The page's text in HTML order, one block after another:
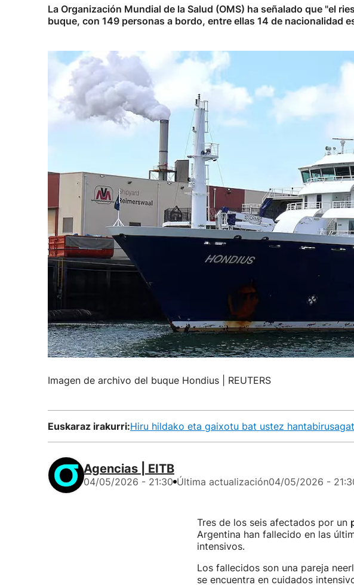
La Organización Mundial de la Salud (OMS) ha señalado que "el
buque, con 149 personas a bordo, entre ellas 14 de nacionalidad
Imagen de archivo del buque Hondius | REUTERS
Euskaraz irakurri:Hiru hildako eta gaixotu bat ustez
Agencias | EITB
04/05/2026 - 21:30 Última actualización04/05/2026 -
Tres de los seis afectados por un
Argentina han fallecido en las
intensivos.
Los fallecidos son una pareja
se encuentra en cuidados